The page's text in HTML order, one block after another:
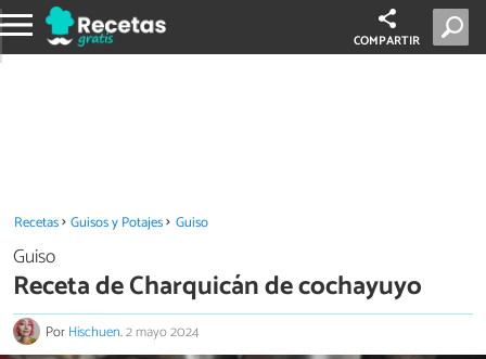
COMPARTIR
Recetas Guisos y Potajes Guiso
Guiso
Receta de Charquicán de cochayuyo
PorHischuen.2 mayo 2024